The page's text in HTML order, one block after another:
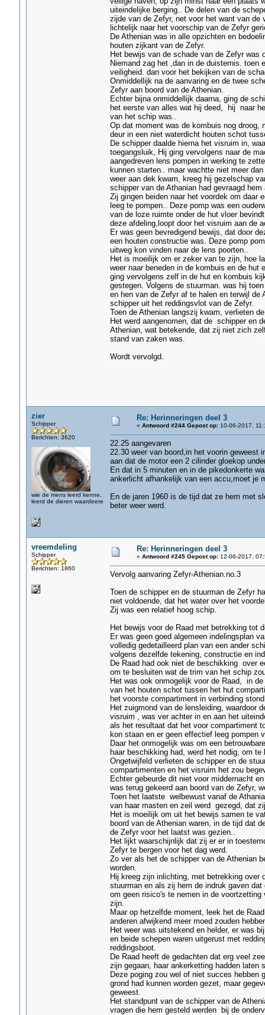
uiteindelijke berging.. De delen van de
zijde van de Zefyr, net voor het want van de
lichtelijk naar het voorschip van de Zefyr
De Athenian was in alle opzichten en
houten zijkant van de Zefyr.
Het bewijs van de schade van de Zefyr was
Niemand zag het ,dan in de duisternis. toen
veiligheid. dan voor het bekijken van de
Onmiddellijk na de aanvaring en de twee
Zefyr aan boord van de Athenian.
Echter bijna onmiddellijk daarna, ging de
het eerste van alles wat hij deed, hij naar
van het schip was..
Op dat moment was de kombuis nog droog,
deur in een niet waterdicht houten schot
De schipper daalde hierna het visruim in,
toegangsluik, Hij ging vervolgens naar de
aangedreven lens pompen in werking te
kunnen starten.. maar wachtte niet meer
weer aan dek kwam, kreeg hij gezelschap
schipper van de Athanian had gevraagd
Zij gingen beiden naar het voordek om
leeg te pompen.. Deze pomp was een
van de loze ruimte onder de hut vloer
deze afdeling,loopt door het visruim aan de
Er was geen bevredigend bewijs, dat door
een houten constructie was. Deze pomp
uitweg kon vinden naar de lens poorten..
Het is moeilijk om er zeker van te zijn, hoe
weer naar beneden in de kombuis en de
ging vervolgens zelf in de hut en kombuis
gestegen. Volgens de stuurman. was hij
en hen van de Zefyr af te halen en terwijl
schipper uit het reddingsvlot van de Zefyr.
Toen de Athenian langszij kwam, verlieten
Het werd aangenomen, dat de schipper en
Athenian, wat betekende, dat zij niet zich
stand van zaken was.
Wordt vervolgd.
zier
Schipper
Berichten: 3620
wie de mens leerd kenne,
leerd de dieren waardeere
Re: Herinneringen deel 3
« Antwoord #244 Gepost op:10-06-2017,
22.25 aangevaren
22.30 weer van boord,in het voorin geweest
aan dat de motor een 2 cilinder gloekop
En dat in 5 minuten en in de pikedonkerte
ankerlicht afhankelijk van een accu,moet je
En de jaren 1960 is de tijd dat ze hem met
beter weer werd.
vreemdeling
Schipper
Berichten: 1860
Re: Herinneringen deel 3
« Antwoord #245 Gepost op:12-06-2017,
Vervolg aanvaring Zefyr-Athenian.no.3
Toen de schipper en de stuurman de Zefyr
niet voldoende, dat het water over het
Zij was een relatief hoog schip.
Het bewijs voor de Raad met betrekking tot
Er was geen goed algemeen indelingsplan
volledig gedetailleerd plan van een ander
volgens dezelfde tekening, constructie en
De Raad had ook niet de beschikking over
om te besluiten wat de trim van het schip
Het was ook onmogelijk voor de Raad, in
van het houten schot tussen het hut
het voorste compartiment in verbinding
Het zuigmond van de lensleiding, waardoor
visruim , was ver achter in en aan het
als het resultaat dat het voor compartiment
kon staan en er geen effectief leeg pompen
Daar het onmogelijk was om een
haar beschikking had, werd het nodig, om
Ongetwijfeld verlieten de schipper en de
compartimenten en het visruim het zou
Echter gebeurde dit niet voor middernacht
was terug gekeerd aan boord van de Zefyr,
Toen het laatste welbewust vanaf de
van haar masten en zeil werd gezegd, dat
Het is moeilijk om uit het bewijs samen te
boord van de Athenian waren, in de tijd dat
de Zefyr voor het laatst was gezien..
Het lijkt waarschijnlijk dat zij er er in
Zefyr te bergen voor het dag werd.
Zo ver als het de schipper van de Athenian
worden.
Hij kreeg zijn inlichting, met betrekking over
stuurman en als zij hem de indruk gaven
om geen risico's te nemen in de
zijn.
Maar op hetzelfde moment, leek het de
anderen afwijkend meer moed zouden
Het weer was uitstekend en helder, er was
en beide schepen waren uitgerust met
reddingsboot.
De Raad heeft de gedachten dat erg veel
zijn gegaan, haar ankerketting hadden laten
Deze poging zou wel of niet succes hebben
grond had kunnen worden gezet, maar
geweest.
Het standpunt van de schipper van de
vragen die hem gesteld werden bij de